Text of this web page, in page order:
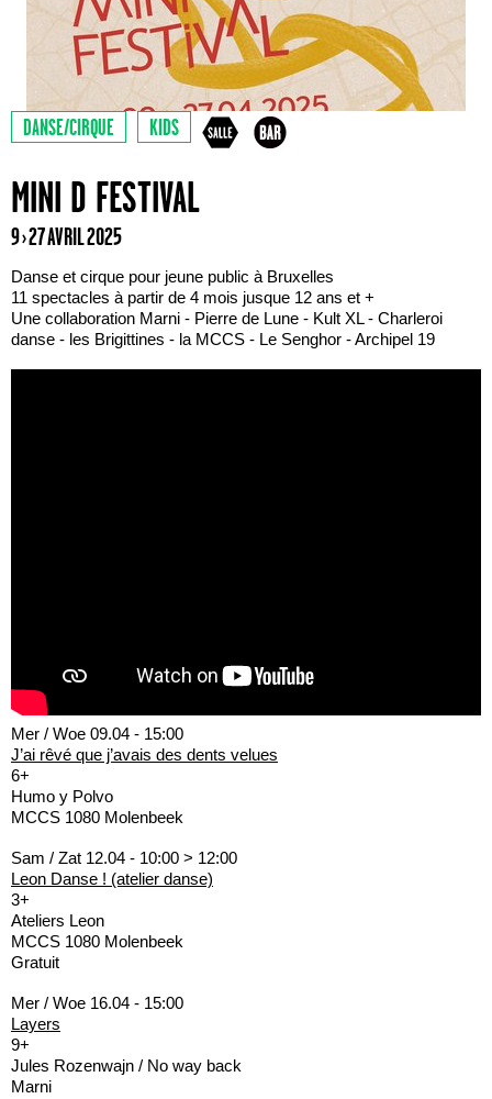
DANSE/CIRQUE KIDS
MINI D FESTIVAL
9 › 27 AVRIL 2025
Danse et cirque pour jeune public à Bruxelles
11 spectacles à partir de 4 mois jusque 12 ans et +
Une collaboration Marni - Pierre de Lune - Kult XL - Charleroi
danse - les Brigittines - la MCCS - Le Senghor - Archipel 19
Mer / Woe 09.04 - 15:00
J’ai rêvé que j’avais des dents velues
6+
Humo y Polvo
MCCS 1080 Molenbeek
Sam / Zat 12.04 - 10:00 > 12:00
Leon Danse ! (atelier danse)
3+
Ateliers Leon
MCCS 1080 Molenbeek
Gratuit
Mer / Woe 16.04 - 15:00
Layers
9+
Jules Rozenwajn / No way back
Marni